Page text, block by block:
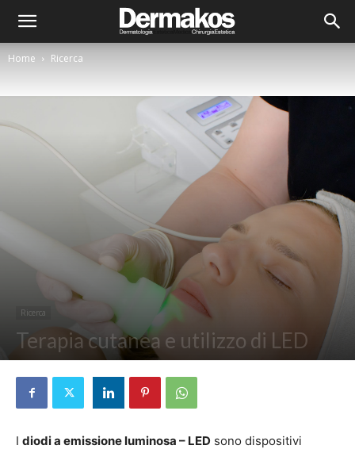
Home Ricerca
Ricerca
Terapia cutanea e utilizzo di LED
I diodi a emissione luminosa – LED sono dispositivi